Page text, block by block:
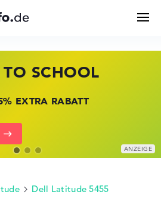
Kaufberatung
& Wissen
SCHOOL
EXTRA RABATT
DEALS
BEI HP
DEALS
JETZT
Dell Latitude 5455